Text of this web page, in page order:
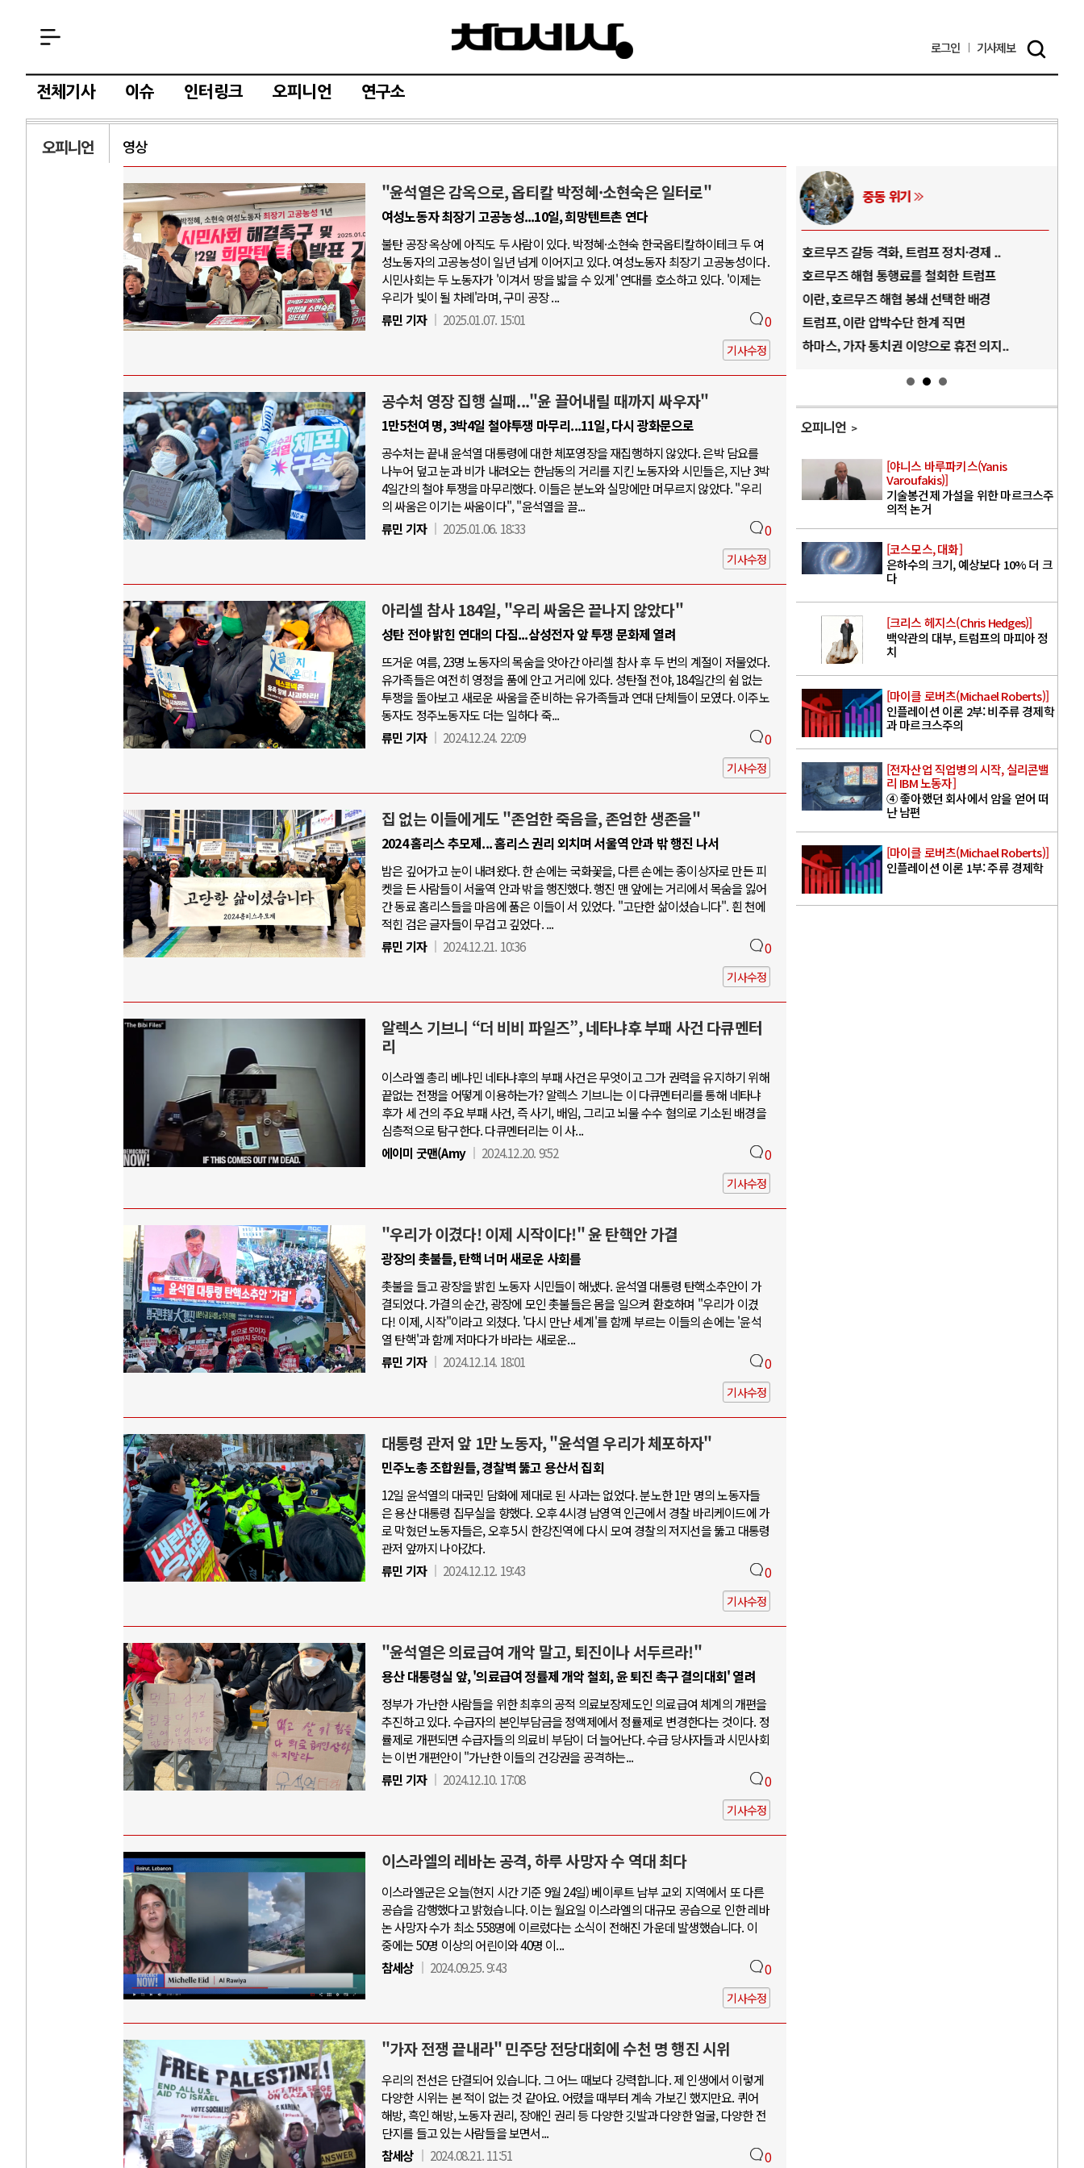
로그인 기사제보
전체기사 이슈 인터링크 오피니언 연구소
오피니언 영상
"윤석열은 감옥으로, 옵티칼 박정혜·소현숙은 일터로"
여성노동자 최장기 고공농성...10일, 희망텐트촌 연다
불탄 공장 옥상에 아직도 두 사람이 있다. 박정혜·소현숙 한국옵티칼하이테크 두 여
성노동자의 고공농성이 일년 넘게 이어지고 있다. 여성노동자 최장기 고공농성이다.
시민사회는 두 노동자가 '이겨서 땅을 밟을 수 있게' 연대를 호소하고 있다. '이제는
우리가 빛이 될 차례'라며, 구미 공장 ...
류민 기자
2025.01.07. 15:01 0
기사수정
공수처 영장 집행 실패..."윤 끌어내릴 때까지 싸우자"
1만5천여 명, 3박4일 철야투쟁 마무리...11일, 다시 광화문으로
공수처는 끝내 윤석열 대통령에 대한 체포영장을 재집행하지 않았다. 은박 담요를
나누어 덮고 눈과 비가 내려오는 한남동의 거리를 지킨 노동자와 시민들은, 지난 3박
4일간의 철야 투쟁을 마무리했다. 이들은 분노와 실망에만 머무르지 않았다. "우리
의 싸움은 이기는 싸움이다", "윤석열을 끌...
류민 기자
2025.01.06. 18:33 0
기사수정
아리셀 참사 184일, "우리 싸움은 끝나지 않았다"
성탄 전야 밝힌 연대의 다짐...삼성전자 앞 투쟁 문화제 열려
뜨거운 여름, 23명 노동자의 목숨을 앗아간 아리셀 참사 후 두 번의 계절이 저물었다.
유가족들은 여전히 영정을 품에 안고 거리에 있다. 성탄절 전야, 184일간의 쉼 없는
투쟁을 돌아보고 새로운 싸움을 준비하는 유가족들과 연대 단체들이 모였다. 이주노
동자도 정주노동자도 더는 일하다 죽...
류민 기자
2024.12.24. 22:09 0
기사수정
집 없는 이들에게도 "존엄한 죽음을, 존엄한 생존을"
2024 홈리스 추모제... 홈리스 권리 외치며 서울역 안과 밖 행진 나서
밤은 깊어가고 눈이 내려왔다. 한 손에는 국화꽃을, 다른 손에는 종이상자로 만든 피
켓을 든 사람들이 서울역 안과 밖을 행진했다. 행진 맨 앞에는 거리에서 목숨을 잃어
간 동료 홈리스들을 마음에 품은 이들이 서 있었다. "고단한 삶이셨습니다". 흰 천에
적힌 검은 글자들이 무겁고 깊었다. ...
류민 기자
2024.12.21. 10:36 0
기사수정
알렉스 기브니 “더 비비 파일즈”, 네타냐후 부패 사건 다큐멘터
리
이스라엘 총리 베냐민 네타냐후의 부패 사건은 무엇이고 그가 권력을 유지하기 위해
끝없는 전쟁을 어떻게 이용하는가? 알렉스 기브니는 이 다큐멘터리를 통해 네타냐
후가 세 건의 주요 부패 사건, 즉 사기, 배임, 그리고 뇌물 수수 혐의로 기소된 배경을
심층적으로 탐구한다. 다큐멘터리는 이 사...
에이미 굿맨(Amy
2024.12.20. 9:52 0
기사수정
"우리가 이겼다! 이제 시작이다!" 윤 탄핵안 가결
광장의 촛불들, 탄핵 너머 새로운 사회를
촛불을 들고 광장을 밝힌 노동자 시민들이 해냈다. 윤석열 대통령 탄핵소추안이 가
결되었다. 가결의 순간, 광장에 모인 촛불들은 몸을 일으켜 환호하며 "우리가 이겼
다! 이제, 시작"이라고 외쳤다. '다시 만난 세계'를 함께 부르는 이들의 손에는 '윤석
열 탄핵'과 함께 저마다가 바라는 새로운...
류민 기자
2024.12.14. 18:01 0
기사수정
대통령 관저 앞 1만 노동자, "윤석열 우리가 체포하자"
민주노총 조합원들, 경찰벽 뚫고 용산서 집회
12일 윤석열의 대국민 담화에 제대로 된 사과는 없었다. 분노한 1만 명의 노동자들
은 용산 대통령 집무실을 향했다. 오후 4시경 남영역 인근에서 경찰 바리케이드에 가
로 막혔던 노동자들은, 오후 5시 한강진역에 다시 모여 경찰의 저지선을 뚫고 대통령
관저 앞까지 나아갔다.
류민 기자
2024.12.12. 19:43 0
기사수정
"윤석열은 의료급여 개악 말고, 퇴진이나 서두르라!"
용산 대통령실 앞, '의료급여 정률제 개악 철회, 윤 퇴진 촉구 결의대회' 열려
정부가 가난한 사람들을 위한 최후의 공적 의료보장제도인 의료급여 체계의 개편을
추진하고 있다. 수급자의 본인부담금을 정액제에서 정률제로 변경한다는 것이다. 정
률제로 개편되면 수급자들의 의료비 부담이 더 늘어난다. 수급 당사자들과 시민사회
는 이번 개편안이 "가난한 이들의 건강권을 공격하는...
류민 기자
2024.12.10. 17:08 0
기사수정
이스라엘의 레바논 공격, 하루 사망자 수 역대 최다
이스라엘군은 오늘(현지 시간 기준 9월 24일) 베이루트 남부 교외 지역에서 또 다른
공습을 감행했다고 밝혔습니다. 이는 월요일 이스라엘의 대규모 공습으로 인한 레바
논 사망자 수가 최소 558명에 이르렀다는 소식이 전해진 가운데 발생했습니다. 이
중에는 50명 이상의 어린이와 40명 이...
참세상
2024.09.25. 9:43 0
기사수정
"가자 전쟁 끝내라" 민주당 전당대회에 수천 명 행진 시위
우리의 전선은 단결되어 있습니다. 그 어느 때보다 강력합니다. 제 인생에서 이렇게
다양한 시위는 본 적이 없는 것 같아요. 어렸을 때부터 계속 가보긴 했지만요. 퀴어
해방, 흑인 해방, 노동자 권리, 장애인 권리 등 다양한 깃발과 다양한 얼굴, 다양한 전
단지를 들고 있는 사람들을 보면서...
참세상
2024.08.21. 11:51 0
AI와 인간
중국 AI, 저가 공세로 글로벌 토큰 시..
AI 국부펀드 구상 놓고 미국 진보진영 ..
AI 데이터센터 반대 투쟁은 새로운 글로..
AI의 숨은 환경 비용: 데이터센터 확산..
러시아-우크라이나 전쟁
전쟁의 추상화: 우크라이나, 대리전의 역..
EU·우크라이나 드론 협력 직후, 러시아..
나토, 우크라 군사지원 2027년까지 공..
우크라이나, 덴마크, 에스토니아, 네덜란..
중동 위기
호르무즈 갈등 격화, 트럼프 정치·경제 ..
호르무즈 해협 통행료를 철회한 트럼프
하마스, 가자 통치권 이양으로 휴전 의지..
AI와 인간
중국 AI, 저가 공세로 글로벌 토큰 시..
AI 국부펀드 구상 놓고 미국 진보진영 ..
AI 데이터센터 반대 투쟁은 새로운 글로..
AI의 숨은 환경 비용: 데이터센터 확산..
AI는 어떻게 미국 민주주의를 잠식하고 ..
오피니언
[야니스 바루파키스(Yanis
Varoufakis)]
기술봉건제 가설을 위한 마르크스주
의적 논거
[코스모스, 대화]
은하수의 크기, 예상보다 10% 더 크
다
[크리스 헤지스(Chris Hedges)]
백악관의 대부, 트럼프의 마피아 정
치
[마이클 로버츠(Michael Roberts)]
인플레이션 이론 2부: 비주류 경제학
과 마르크스주의
[전자산업 직업병의 시작, 실리콘밸
리 IBM 노동자]
④ 좋아했던 회사에서 암을 얻어 떠
난 남편
[마이클 로버츠(Michael Roberts)]
인플레이션 이론 1부: 주류 경제학